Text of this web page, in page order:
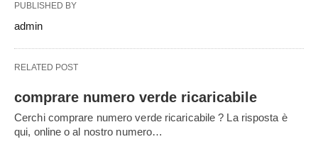
PUBLISHED BY
admin
RELATED POST
comprare numero verde ricaricabile
Cerchi comprare numero verde ricaricabile ? La risposta è
qui, online o al nostro numero…